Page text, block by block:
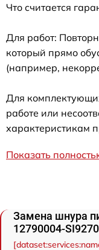
Что считается
Для работ:
который прямо
(например,
Для
работе или
характеристикам
Показать
Замена шнура
12790004-